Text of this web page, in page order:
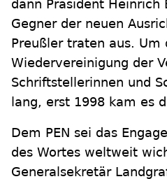
dann Präsident Heinrich
Gegner der neuen
Preußler traten aus. Um
Wiedervereinigung der
Schriftstellerinnen und
lang, erst 1998 kam es
Dem PEN sei das
des Wortes weltweit
Generalsekretär